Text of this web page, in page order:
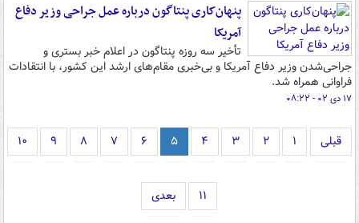
پنهان‌کاری پنتاگون درباره عمل جراحی وزیر دفاع
آمریکا
تأخیر سه روزه پنتاگون در اعلام خبر بستری و
جراحی‌شدن وزیر دفاع آمریکا و بی‌خبری مقام‌های ارشد این کشور، با انتقادات
فراوانی همراه شد.
۱۷ دی ۰۲ - ۰۸:۲۲
قبلی ۱ ۲ ۳ ۴ ۵ ۶ ۷ ۸ ۹ ۱۰
۱۱ بعدی